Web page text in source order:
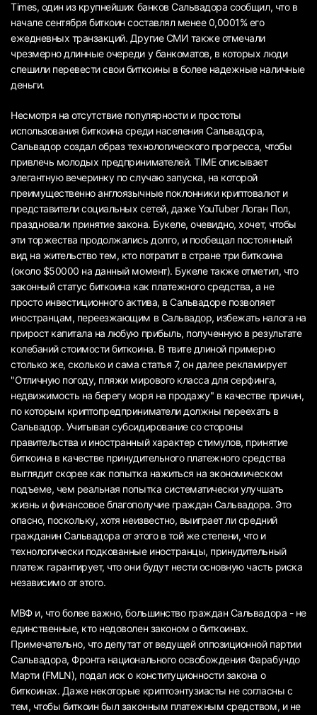
Times, один из крупнейших банков Сальвадора сообщил, что в
начале сентября биткоин составлял менее 0,0001% его
ежедневных транзакций. Другие СМИ также отмечали
чрезмерно длинные очереди у банкоматов, в которых люди
спешили перевести свои биткоины в более надежные наличные
деньги.
Несмотря на отсутствие популярности и простоты
использования биткоина среди населения Сальвадора,
Сальвадор создал образ технологического прогресса, чтобы
привлечь молодых предпринимателей. TIME описывает
элегантную вечеринку по случаю запуска, на которой
преимущественно англоязычные поклонники криптовалют и
представители социальных сетей, даже YouTuber Логан Пол,
праздновали принятие закона. Букеле, очевидно, хочет, чтобы
эти торжества продолжались долго, и пообещал постоянный
вид на жительство тем, кто потратит в стране три биткоина
(около $50000 на данный момент). Букеле также отметил, что
законный статус биткоина как платежного средства, а не
просто инвестиционного актива, в Сальвадоре позволяет
иностранцам, переезжающим в Сальвадор, избежать налога на
прирост капитала на любую прибыль, полученную в результате
колебаний стоимости биткоина. В твите длиной примерно
столько же, сколько и сама статья 7, он далее рекламирует
"Отличную погоду, пляжи мирового класса для серфинга,
недвижимость на берегу моря на продажу" в качестве причин,
по которым криптопредприниматели должны переехать в
Сальвадор. Учитывая субсидирование со стороны
правительства и иностранный характер стимулов, принятие
биткоина в качестве принудительного платежного средства
выглядит скорее как попытка нажиться на экономическом
подъеме, чем реальная попытка систематически улучшать
жизнь и финансовое благополучие граждан Сальвадора. Это
опасно, поскольку, хотя неизвестно, выиграет ли средний
гражданин Сальвадора от этого в той же степени, что и
технологически подкованные иностранцы, принудительный
платеж гарантирует, что они будут нести основную часть риска
независимо от этого.
МВФ и, что более важно, большинство граждан Сальвадора - не
единственные, кто недоволен законом о биткоинах.
Примечательно, что депутат от ведущей оппозиционной партии
Сальвадора, Фронта национального освобождения Фарабундо
Марти (FMLN), подал иск о конституционности закона о
биткоинах. Даже некоторые криптоэнтузиасты не согласны с
тем, чтобы биткоин был законным платежным средством, и не